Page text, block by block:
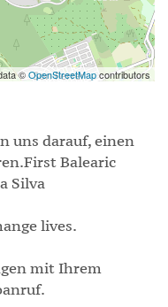
©OpenStreetMapcontributors
uns darauf, einen
Balearic
Silva
lives.
mit Ihrem